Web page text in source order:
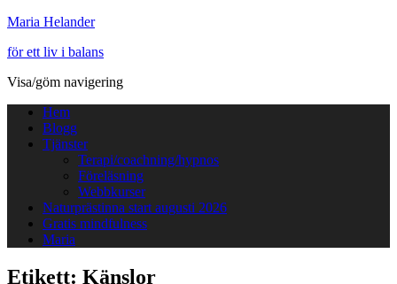
Maria Helander
för ett liv i balans
Visa/göm navigering
Hem
Blogg
Tjänster
Terapi/coachning/hypnos
Föreläsning
Webbkurser
Naturprästinna start augusti 2026
Gratis mindfulness
Maria
Etikett: Känslor